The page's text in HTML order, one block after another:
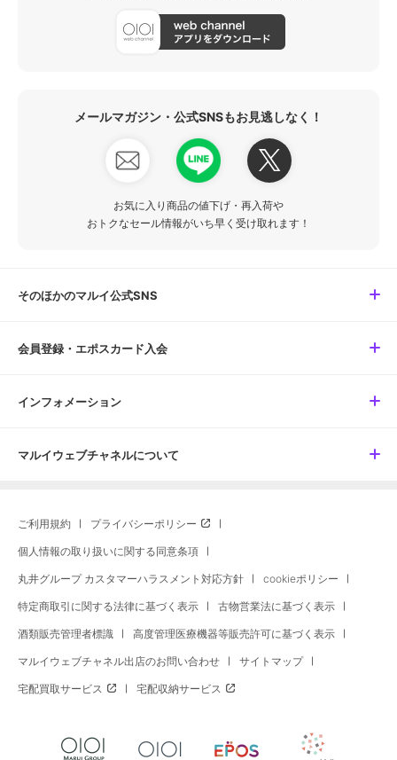
メールマガジン・公式SNSもお見逃しなく！
お気に入り商品の値下げ・再入荷や
おトクなセール情報がいち早く受け取れます！
そのほかのマルイ公式SNS
会員登録・エポスカード入会
インフォメーション
マルイウェブチャネルについて
ご利用規約 プライバシーポリシー
個人情報の取り扱いに関する同意条項
丸井グループ カスタマーハラスメント対応方針 cookieポリシー
特定商取引に関する法律に基づく表示 古物営業法に基づく表示
酒類販売管理者標識 高度管理医療機器等販売許可に基づく表示
マルイウェブチャネル出店のお問い合わせ サイトマップ
宅配買取サービス 宅配収納サービス